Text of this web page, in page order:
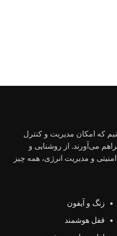
که امکان مدیریت و کنترل
می‌آورند. از روشنایی و
و مدیریت انرژی، همه چیز
زنگ و آیفون
قفل هوشمند